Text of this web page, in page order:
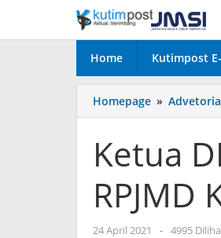
konten
Home Kutimpost
Homepage »
Ketua
RPJMD
24 April 2021
oleh
- 4995